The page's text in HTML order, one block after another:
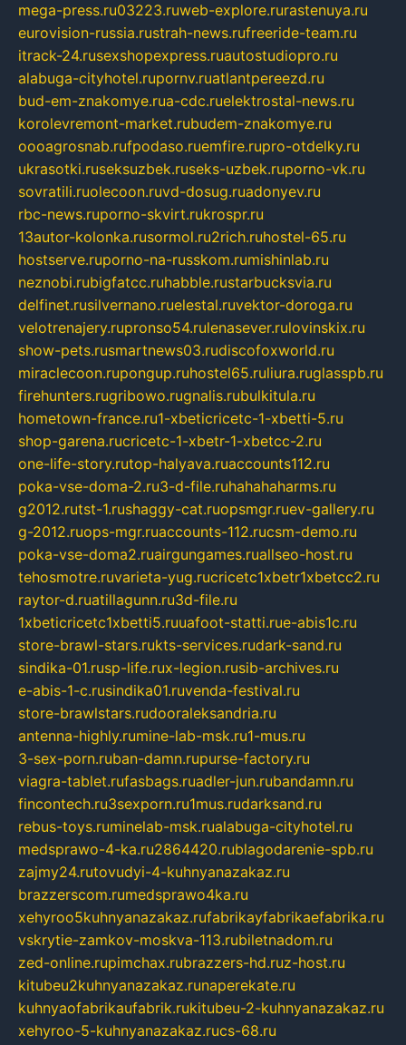
mega-press.ru03223.ruweb-explore.rurastenuya.ru
eurovision-russia.rustrah-news.rufreeride-team.ru
itrack-24.rusexshopexpress.ruautostudiopro.ru
alabuga-cityhotel.rupornv.ruatlantpereezd.ru
bud-em-znakomye.rua-cdc.ruelektrostal-news.ru
korolevremont-market.rubudem-znakomye.ru
oooagrosnab.rufpodaso.ruemfire.rupro-otdelky.ru
ukrasotki.ruseksuzbek.ruseks-uzbek.ruporno-vk.ru
sovratili.ruolecoon.ruvd-dosug.ruadonyev.ru
rbc-news.ruporno-skvirt.rukrospr.ru
13autor-kolonka.rusormol.ru2rich.ruhostel-65.ru
hostserve.ruporno-na-russkom.rumishinlab.ru
neznobi.rubigfatcc.ruhabble.rustarbucksvia.ru
delfinet.rusilvernano.ruelestal.ruvektor-doroga.ru
velotrenajery.rupronso54.rulenasever.rulovinskix.ru
show-pets.rusmartnews03.rudiscofoxworld.ru
miraclecoon.rupongup.ruhostel65.ruliura.ruglasspb.ru
firehunters.rugribowo.rugnalis.rubulkitula.ru
hometown-france.ru1-xbeticricetc-1-xbetti-5.ru
shop-garena.rucricetc-1-xbetr-1-xbetcc-2.ru
one-life-story.rutop-halyava.ruaccounts112.ru
poka-vse-doma-2.ru3-d-file.ruhahahaharms.ru
g2012.rutst-1.rushaggy-cat.ruopsmgr.ruev-gallery.ru
g-2012.ruops-mgr.ruaccounts-112.rucsm-demo.ru
poka-vse-doma2.ruairgungames.ruallseo-host.ru
tehosmotre.ruvarieta-yug.rucricetc1xbetr1xbetcc2.ru
raytor-d.ruatillagunn.ru3d-file.ru
1xbeticricetc1xbetti5.ruuafoot-statti.rue-abis1c.ru
store-brawl-stars.rukts-services.rudark-sand.ru
sindika-01.rusp-life.rux-legion.rusib-archives.ru
e-abis-1-c.rusindika01.ruvenda-festival.ru
store-brawlstars.rudooraleksandria.ru
antenna-highly.rumine-lab-msk.ru1-mus.ru
3-sex-porn.ruban-damn.rupurse-factory.ru
viagra-tablet.rufasbags.ruadler-jun.rubandamn.ru
fincontech.ru3sexporn.ru1mus.rudarksand.ru
rebus-toys.ruminelab-msk.rualabuga-cityhotel.ru
medsprawo-4-ka.ru2864420.rublagodarenie-spb.ru
zajmy24.rutovudyi-4-kuhnyanazakaz.ru
brazzerscom.rumedsprawo4ka.ru
xehyroo5kuhnyanazakaz.rufabrikayfabrikaefabrika.ru
vskrytie-zamkov-moskva-113.rubiletnadom.ru
zed-online.rupimchax.rubrazzers-hd.ruz-host.ru
kitubeu2kuhnyanazakaz.runaperekate.ru
kuhnyaofabrikaufabrik.rukitubeu-2-kuhnyanazakaz.ru
xehyroo-5-kuhnyanazakaz.rucs-68.ru